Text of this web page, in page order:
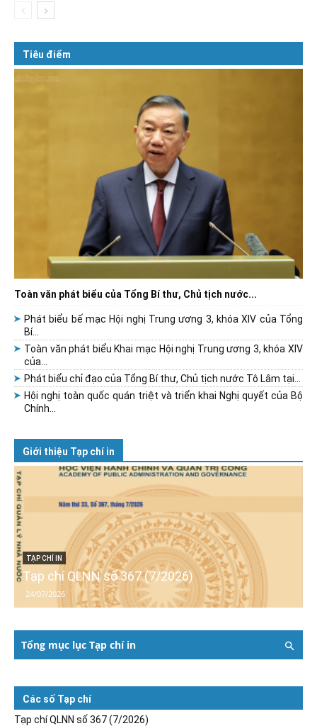
Tiêu điểm
Toàn văn phát biểu của Tổng Bí thư, Chủ tịch nước...
Phát biểu bế mạc Hội nghị Trung ương 3, khóa XIV của Tổng
Bí...
Toàn văn phát biểu Khai mạc Hội nghị Trung ương 3, khóa XIV
của...
Phát biểu chỉ đạo của Tổng Bí thư, Chủ tịch nước Tô Lâm tại...
Hội nghị toàn quốc quán triệt và triển khai Nghị quyết của Bộ
Chính...
Giới thiệu Tạp chí in
TẠP CHÍ IN
Tạp chí QLNN số 367 (7/2026)
24/07/2026
Tổng mục lục Tạp chí in
Các số Tạp chí
Tạp chí QLNN số 367 (7/2026)